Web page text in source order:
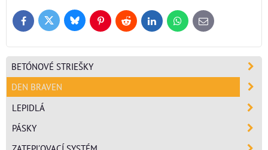
FacebookTwitter BlueskyPinterestReddit LinkedInWhatsApp
E-
mail
BETÓNOVÉ STRIEŠKY
DEN BRAVEN
LEPIDLÁ
PÁSKY